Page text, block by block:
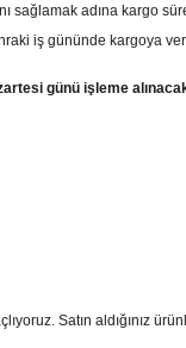
sağlamak adına kargo
iş gününde kargoya
günü işleme
Satın aldığınız